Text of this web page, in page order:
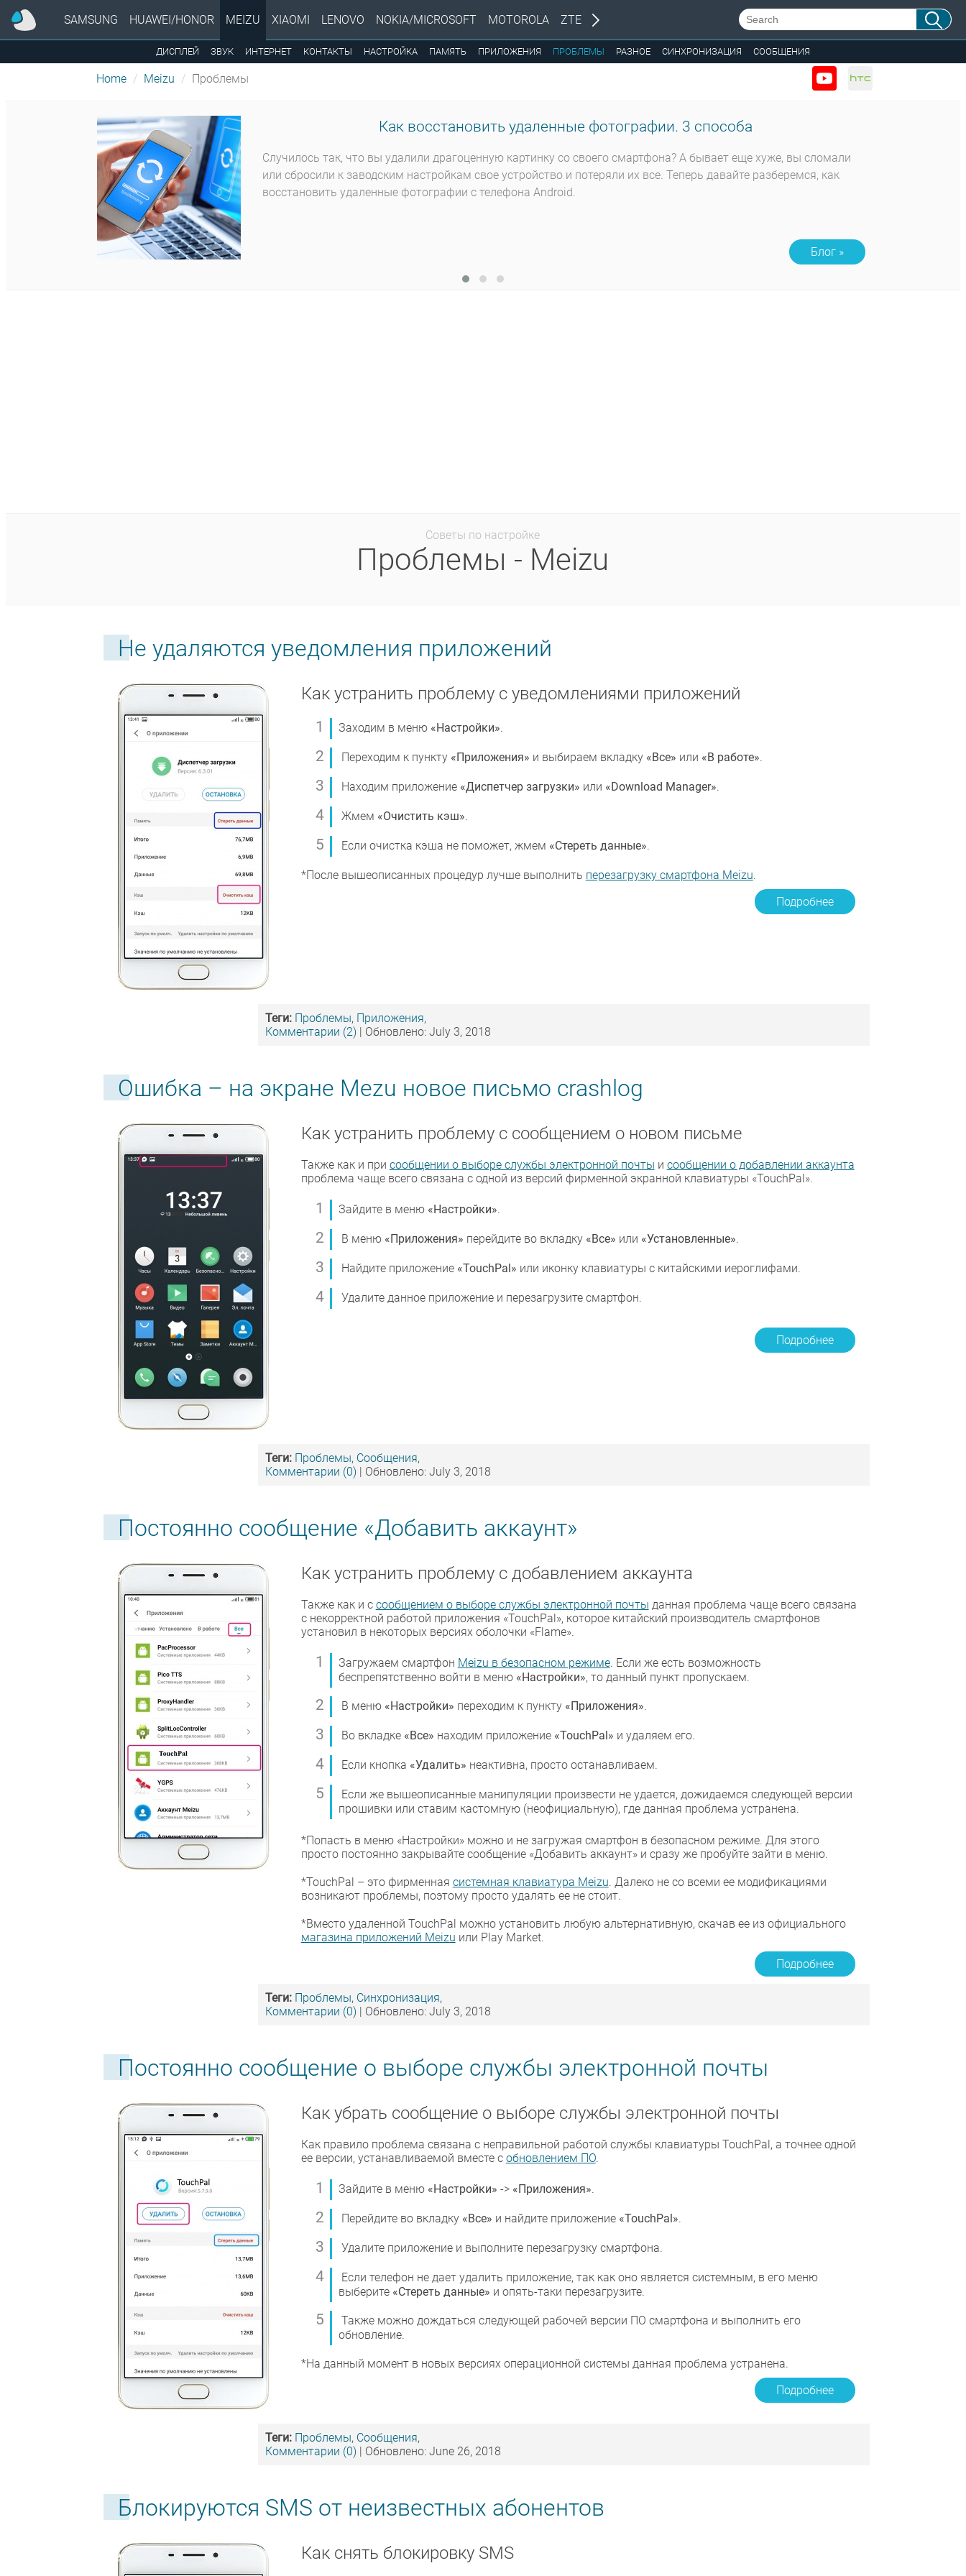
SAMSUNG HUAWEI/HONOR MEIZU
ДИСПЛЕЙ ЗВУК ИНТЕРНЕТ КОНТАКТЫ НАСТРОЙКА ПАМЯТЬ ПРИЛОЖЕНИЯ ПРОБЛЕМЫ РАЗНОЕ СИНХРОНИЗАЦИЯ СООБЩЕНИЯ
XIAOMI LENOVO NOKIA/MICROSOFT MOTOROLA ZTE
Home Meizu Проблемы
Как восстановить удаленные фотографии. 3 способа
Случилось так, что вы удалили драгоценную картинку со своего смартфона? А бывает еще хуже, вы сломали
или сбросили к заводским настройкам свое устройство и потеряли их все. Теперь давайте разберемся, как
восстановить удаленные фотографии с телефона Android.
Блог »
Советы по настройке
Проблемы - Meizu
Не удаляются уведомления приложений
Как устранить проблему с уведомлениями приложений
Заходим в меню «Настройки».
Переходим к пункту «Приложения» и выбираем вкладку «Все» или «В работе».
Находим приложение «Диспетчер загрузки» или «Download Manager».
Жмем «Очистить кэш».
Если очистка кэша не поможет, жмем «Стереть данные».
*После вышеописанных процедур лучше выполнить перезагрузку смартфона Meizu.
Подробнее
Теги: Проблемы, Приложения,
Комментарии (2) | Обновлено: July 3, 2018
Ошибка – на экране Mezu новое письмо crashlog
Как устранить проблему с сообщением о новом письме
Также как и при сообщении о выборе службы электронной почты и сообщении о добавлении аккаунта
проблема чаще всего связана с одной из версий фирменной экранной клавиатуры «TouchPal».
Зайдите в меню «Настройки».
В меню «Приложения» перейдите во вкладку «Все» или «Установленные».
Найдите приложение «TouchPal» или иконку клавиатуры с китайскими иероглифами.
Удалите данное приложение и перезагрузите смартфон.
Подробнее
Теги: Проблемы, Сообщения,
Комментарии (0) | Обновлено: July 3, 2018
Постоянно сообщение «Добавить аккаунт»
Как устранить проблему с добавлением аккаунта
Также как и с сообщением о выборе службы электронной почты данная проблема чаще всего связана
с некорректной работой приложения «TouchPal», которое китайский производитель смартфонов
установил в некоторых версиях оболочки «Flame».
Загружаем смартфон Meizu в безопасном режиме. Если же есть возможность
беспрепятственно войти в меню «Настройки», то данный пункт пропускаем.
В меню «Настройки» переходим к пункту «Приложения».
Во вкладке «Все» находим приложение «TouchPal» и удаляем его.
Если кнопка «Удалить» неактивна, просто останавливаем.
Если же вышеописанные манипуляции произвести не удается, дожидаемся следующей версии
прошивки или ставим кастомную (неофициальную), где данная проблема устранена.
*Попасть в меню «Настройки» можно и не загружая смартфон в безопасном режиме. Для этого
просто постоянно закрывайте сообщение «Добавить аккаунт» и сразу же пробуйте зайти в меню.
*TouchPal – это фирменная системная клавиатура Meizu. Далеко не со всеми ее модификациями
возникают проблемы, поэтому просто удалять ее не стоит.
*Вместо удаленной TouchPal можно установить любую альтернативную, скачав ее из официального
магазина приложений Meizu или Play Market.
Подробнее
Теги: Проблемы, Синхронизация,
Комментарии (0) | Обновлено: July 3, 2018
Постоянно сообщение о выборе службы электронной почты
Как убрать сообщение о выборе службы электронной почты
Как правило проблема связана с неправильной работой службы клавиатуры TouchPal, а точнее одной
ее версии, устанавливаемой вместе с обновлением ПО.
Зайдите в меню «Настройки» -> «Приложения».
Перейдите во вкладку «Все» и найдите приложение «TouchPal».
Удалите приложение и выполните перезагрузку смартфона.
Если телефон не дает удалить приложение, так как оно является системным, в его меню
выберите «Стереть данные» и опять-таки перезагрузите.
Также можно дождаться следующей рабочей версии ПО смартфона и выполнить его
обновление.
*На данный момент в новых версиях операционной системы данная проблема устранена.
Подробнее
Теги: Проблемы, Сообщения,
Комментарии (0) | Обновлено: June 26, 2018
Блокируются SMS от неизвестных абонентов
Как снять блокировку SMS